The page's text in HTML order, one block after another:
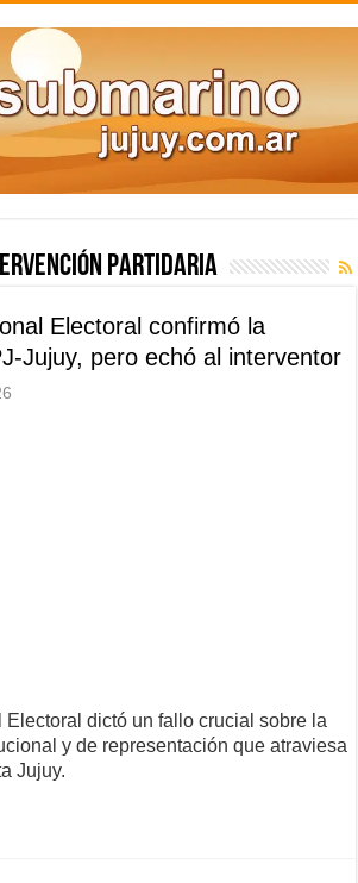
Partidaria
Electoral confirmó la
Jujuy, pero echó al interventor
Electoral dictó un fallo crucial sobre la
y de representación que atraviesa
Jujuy.